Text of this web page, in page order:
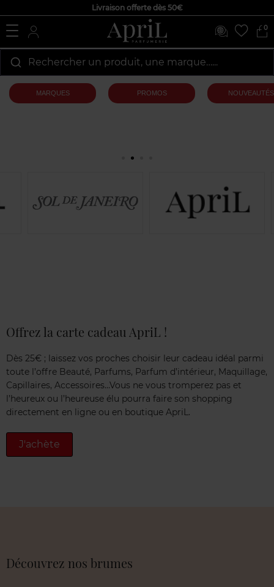
Livraison offerte dès 50€
0
Rechercher un produit, une marque…...
MARQUES PROMOS NOUVEAUTÉS
Offrez la carte cadeau ApriL !
Dès 25€ ; laissez vos proches choisir leur cadeau idéal parmi
toute l’offre Beauté, Parfums, Parfum d’intérieur, Maquillage,
Capillaires, Accessoires…Vous ne vous tromperez pas et
l’heureux ou l’heureuse élu pourra faire son shopping
directement en ligne ou en boutique ApriL.
J'achète
Découvrez nos brumes